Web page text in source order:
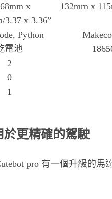
x
3.37 x 3.36”
132mm x
Python
電池
2
0
1
於更精確的駕駛
pro 有一個升級的